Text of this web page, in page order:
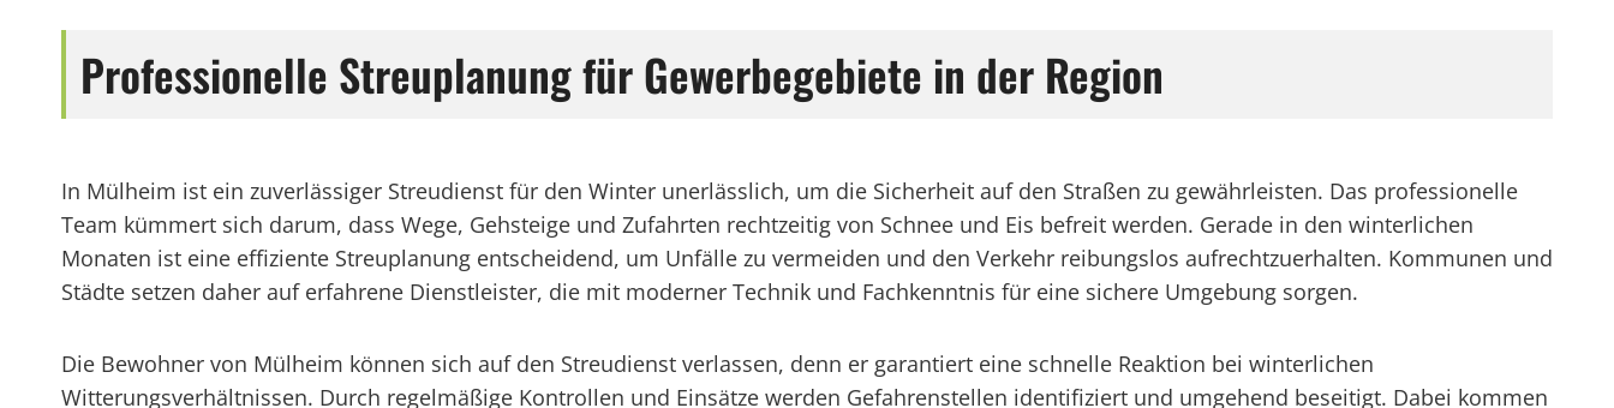
Professionelle Streuplanung für Gewerbegebiete in der Region
In Mülheim ist ein zuverlässiger Streudienst für den Winter unerlässlich, um die Sicherheit auf den Straßen zu gewährleisten. Das professionelle
Team kümmert sich darum, dass Wege, Gehsteige und Zufahrten rechtzeitig von Schnee und Eis befreit werden. Gerade in den winterlichen
Monaten ist eine effiziente Streuplanung entscheidend, um Unfälle zu vermeiden und den Verkehr reibungslos aufrechtzuerhalten. Kommunen und
Städte setzen daher auf erfahrene Dienstleister, die mit moderner Technik und Fachkenntnis für eine sichere Umgebung sorgen.
Die Bewohner von Mülheim können sich auf den Streudienst verlassen, denn er garantiert eine schnelle Reaktion bei winterlichen
Witterungsverhältnissen. Durch regelmäßige Kontrollen und Einsätze werden Gefahrenstellen identifiziert und umgehend beseitigt. Dabei kommen